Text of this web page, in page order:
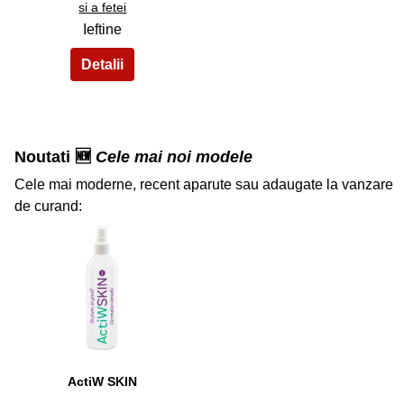
si a fetei
Ieftine
Noutati 🆕 Cele mai noi modele
Cele mai moderne, recent aparute sau adaugate la vanzare
de curand:
32
ActiW SKIN